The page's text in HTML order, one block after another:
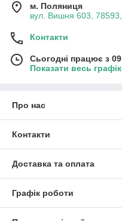
м. Поляниця
вул. Вишня 603,
Контакти
Сьогодні працює з
Показати весь
Про нас
Контакти
Доставка та оплата
Графік роботи